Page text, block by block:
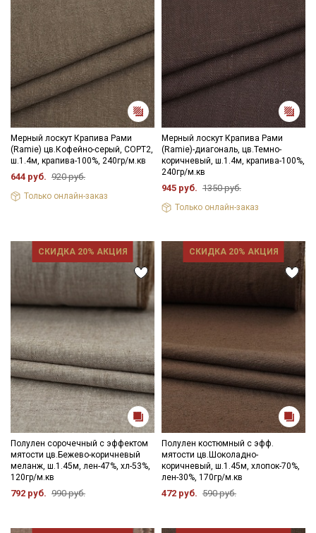
Мерный лоскут Крапива Рами
(Ramie) цв.Кофейно-серый, СОРТ2,
ш.1.4м, крапива-100%, 240гр/м.кв
644 руб. 920 руб.
Только онлайн-заказ
Мерный лоскут Крапива Рами
(Ramie)-диагональ, цв.Темно-
коричневый, ш.1.4м, крапива-100%,
240гр/м.кв
945 руб. 1350 руб.
Только онлайн-заказ
СКИДКА 20% АКЦИЯ
Полулен сорочечный с эффектом
мятости цв.Бежево-коричневый
меланж, ш.1.45м, лен-47%, хл-53%,
120гр/м.кв
792 руб. 990 руб.
СКИДКА 20% АКЦИЯ
Полулен костюмный с эфф.
мятости цв.Шоколадно-
коричневый, ш.1.45м, хлопок-70%,
лен-30%, 170гр/м.кв
472 руб. 590 руб.